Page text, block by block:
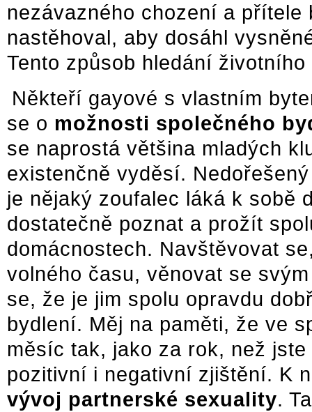
nezávazného chození a
nastěhoval, aby dosáhl
Tento způsob hledání
Někteří gayové s vlastním
se o možnosti společného
se naprostá většina mladých
existenčně vyděsí.
je nějaký zoufalec láká k sobě
dostatečně poznat a prožít
domácnostech. Navštěvovat
volného času, věnovat se
se, že je jim spolu opravdu
bydlení. Měj na paměti, že ve
měsíc tak, jako za rok, než
pozitivní i negativní zjištění. K
vývoj partnerské sexuality.